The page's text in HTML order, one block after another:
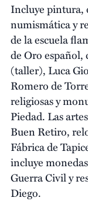
Incluye pintura,
numismática y
de la escuela
de Oro español,
(taller), Luca
Romero de
religiosas y
Piedad. Las
Buen Retiro,
Fábrica de
incluye
Guerra Civil y
Diego.